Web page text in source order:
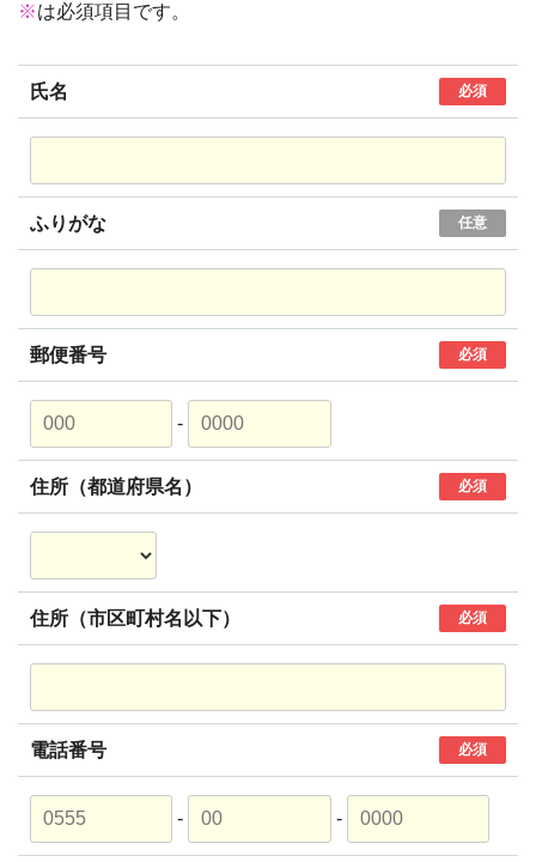
※は必須項目です。
氏名 必須
ふりがな 任意
郵便番号 必須
-
住所（都道府県名） 必須
住所（市区町村名以下） 必須
電話番号 必須
- -